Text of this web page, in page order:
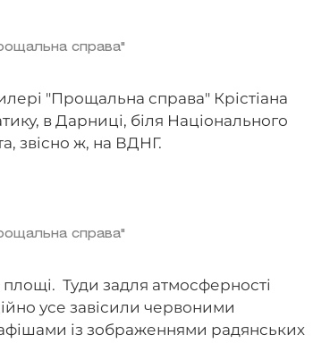
справа"
"Прощальна справа" Крістіана
в Дарниці, біля Національного
звісно ж, на ВДНГ.
справа"
площі. Туди задля атмосферності
усе завісили червоними
із зображеннями радянських